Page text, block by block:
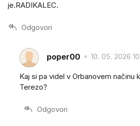
je.RADIKALEC.
Odgovori
poper00 10. 05. 2026
Kaj si pa videl v Orbanovem načinu
Terezo?
Odgovori